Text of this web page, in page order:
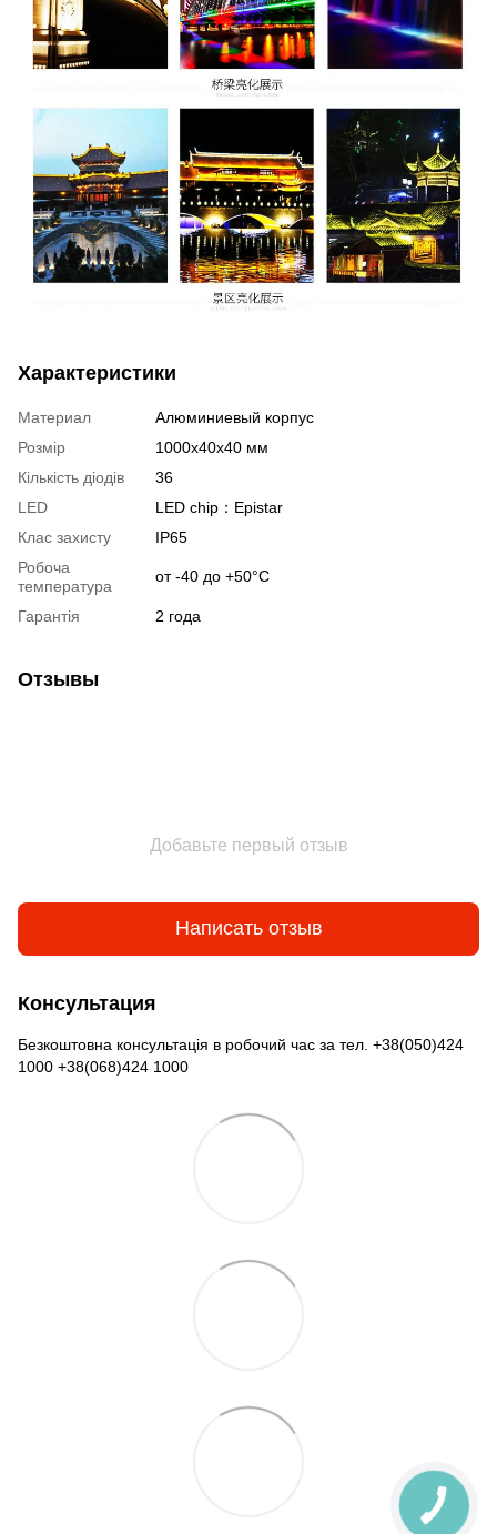
Характеристики
Материал
Алюминиевый корпус
Розмір
1000х40х40 мм
Кількість діодів
36
LED
LED chip：Epistar
Клас захисту
ІР65
Робоча
температура
от -40 до +50°С
Гарантія 2 года
Отзывы
Добавьте первый отзыв
Написать отзыв
Консультация
Безкоштовна консультація в робочий час за тел. +38(050)424
1000 +38(068)424 1000